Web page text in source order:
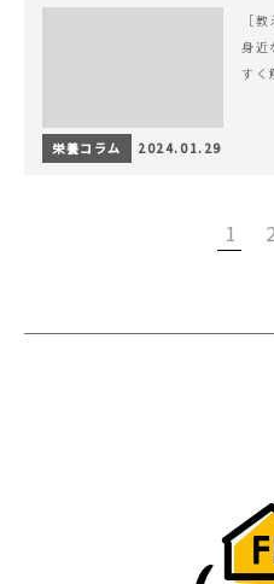
［
身近
すく
栄養コラム 2024.01.29
1 2